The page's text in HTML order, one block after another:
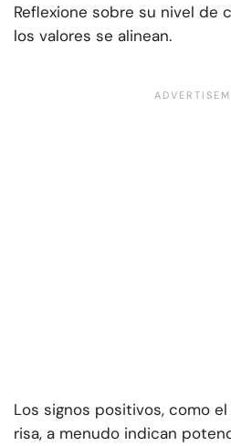
Reflexione sobre su nivel de
los valores se alinean.
Los signos positivos, como
risa, a menudo indican